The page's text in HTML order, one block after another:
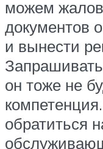
можем
документов
и вынести
он тоже не
обратиться